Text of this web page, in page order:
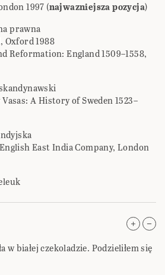
1997 (najwazniejsza pozycja)
prawna
Oxford 1988
Reformation: England 1509–1558,
A History of Sweden 1523–
East India Company, London
w białej czekoladzie. Podzieliłem się